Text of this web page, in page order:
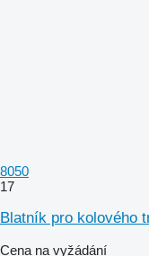
8050
17
Blatník pro kolového
Cena na vyžádání